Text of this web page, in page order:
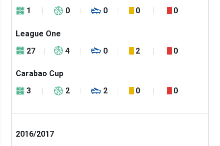
1
0 0 0 0
League One
27
4 0 2 0
Carabao Cup
3
2 2 0 0
2016/2017